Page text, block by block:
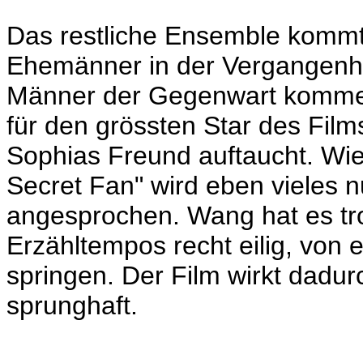
Das restliche Ensemble
Ehemänner in der
Männer der Gegenwart
für den grössten Star des
Sophias Freund auftaucht.
Secret Fan" wird eben vieles
angesprochen. Wang hat es
Erzähltempos recht eilig, von
springen. Der Film wirkt
sprunghaft.